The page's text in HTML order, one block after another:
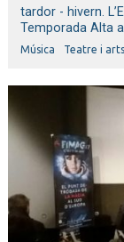
tardor - hivern.
Temporada Alta
Música Teatre i